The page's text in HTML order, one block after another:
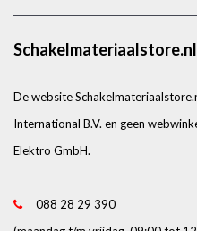
Schakelmateriaalstore.nl
De website
International B.V. en geen
Elektro GmbH.
088 28 29 390